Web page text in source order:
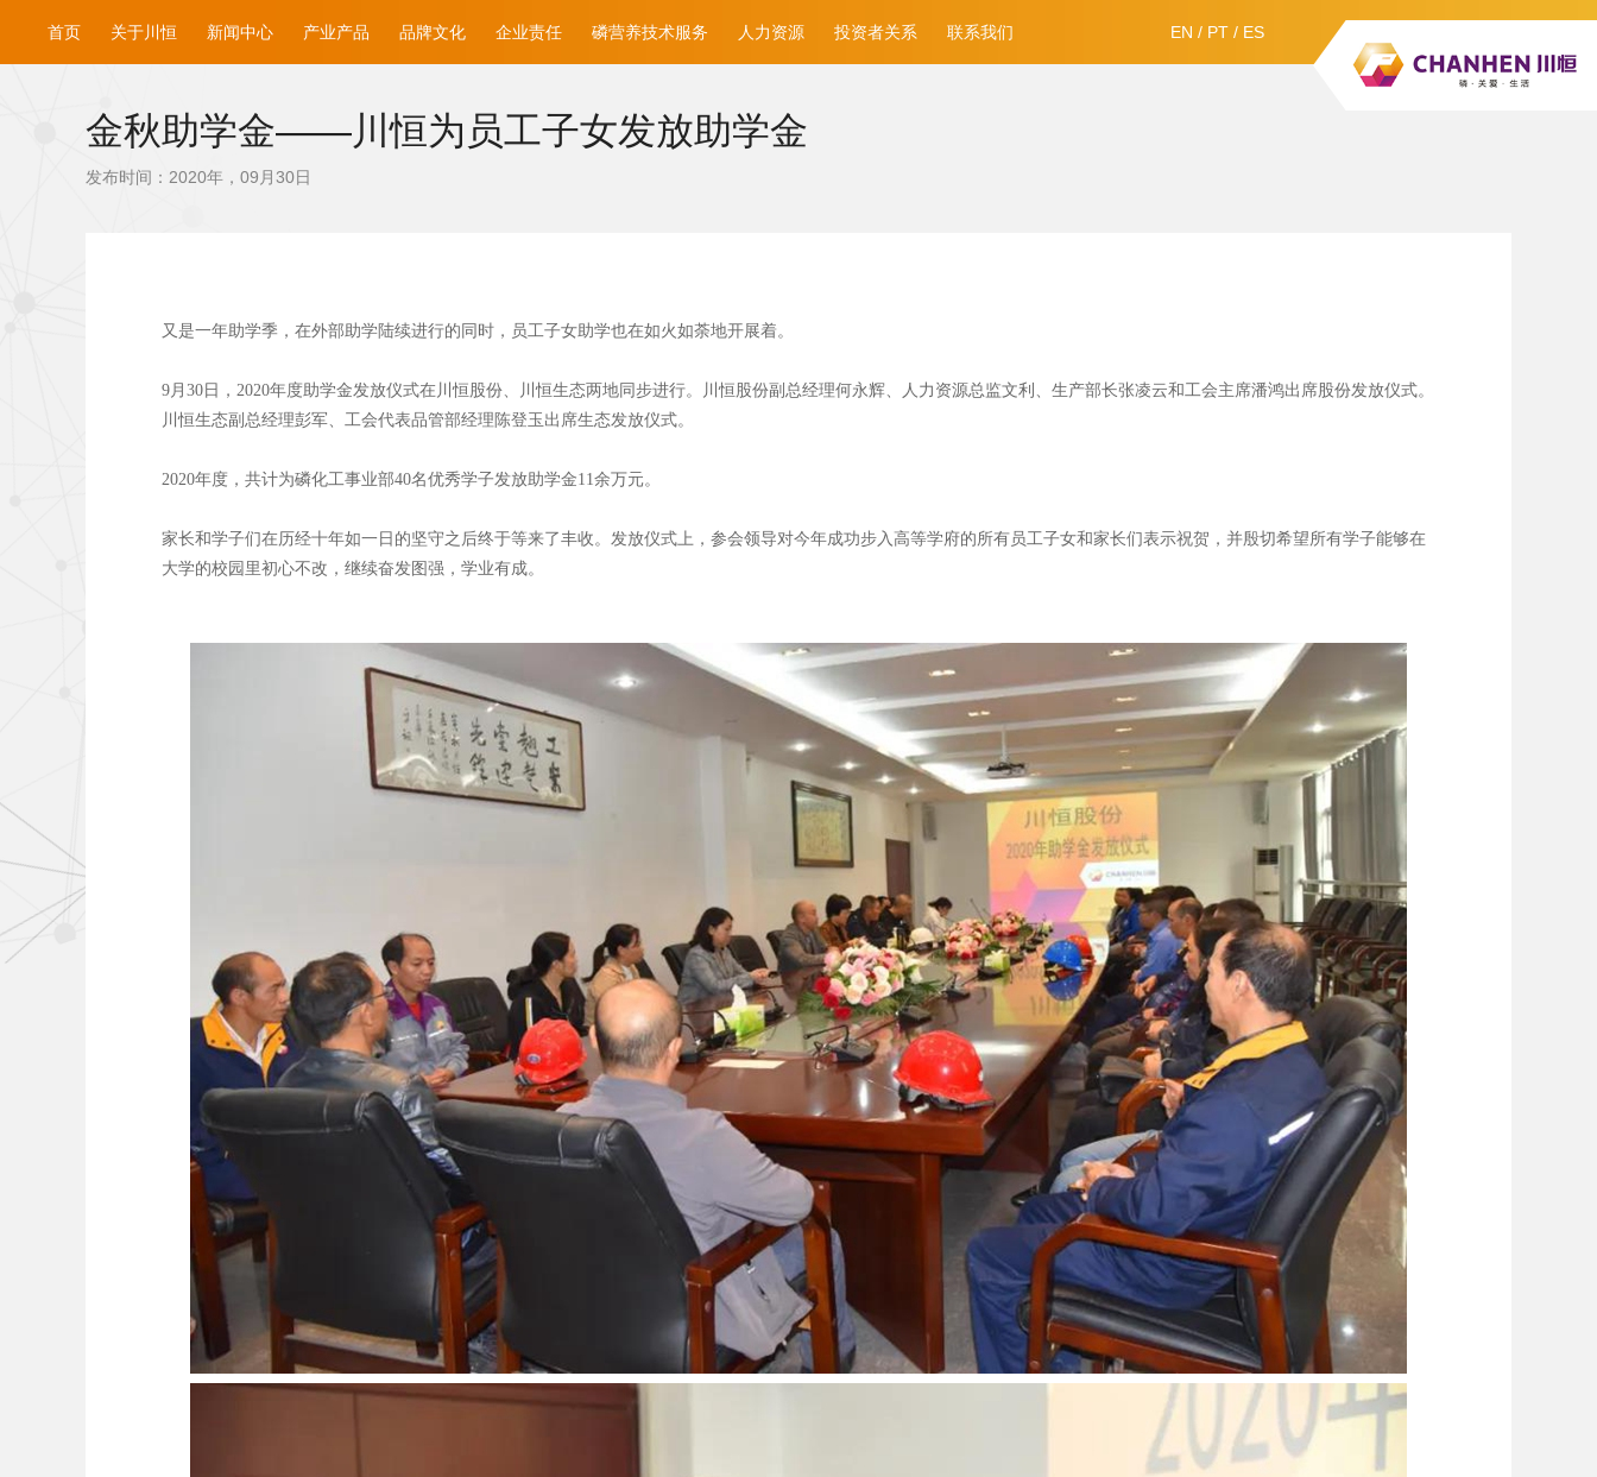
EN / PT / ES
首页 关于川恒 新闻中心 产业产品 品牌文化 企业责任 磷营养技术服务 人力资源 投资者关系 联系我们
金秋助学金——川恒为员工子女发放助学金
发布时间：2020年，09月30日
又是一年助学季，在外部助学陆续进行的同时，员工子女助学也在如火如荼地开展着。
9月30日，2020年度助学金发放仪式在川恒股份、川恒生态两地同步进行。川恒股份副总经理何永辉、人力资源总监文利、生产部长张凌云和工会主席潘鸿出席股份发放仪式。
川恒生态副总经理彭军、工会代表品管部经理陈登玉出席生态发放仪式。
2020年度，共计为磷化工事业部40名优秀学子发放助学金11余万元。
家长和学子们在历经十年如一日的坚守之后终于等来了丰收。发放仪式上，参会领导对今年成功步入高等学府的所有员工子女和家长们表示祝贺，并殷切希望所有学子能够在
大学的校园里初心不改，继续奋发图强，学业有成。